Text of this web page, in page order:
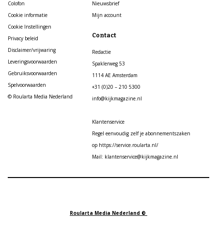
Colofon
Cookie informatie
Cookie Instellingen
Privacy beleid
Disclaimer/vrijwaring
Leveringsvoorwaarden
Gebruiksvoorwaarden
Spelvoorwaarden
© Roularta Media Nederland
Nieuwsbrief
Mijn account
Contact
Redactie
Spaklerweg 53
1114 AE Amsterdam
+31 (0)20 – 210 5300
info@kijkmagazine.nl
Klantenservice
Regel eenvoudig zelf je abonnementszaken
op https://service.roularta.nl/
Mail: klantenservice@kijkmagazine.nl
Roularta Media Nederland ©